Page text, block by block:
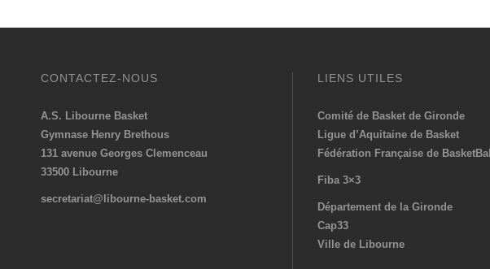
CONTACTEZ-NOUS
A.S. Libourne Basket
Gymnase Henry Brethous
131 avenue Georges Clemenceau
33500 Libourne
secretariat@libourne-basket.com
LIENS UTILES
Comité de Basket de Gironde
Ligue d’Aquitaine de Basket
Fédération Française de BasketBall
Fiba 3×3
Département de la Gironde
Cap33
Ville de Libourne